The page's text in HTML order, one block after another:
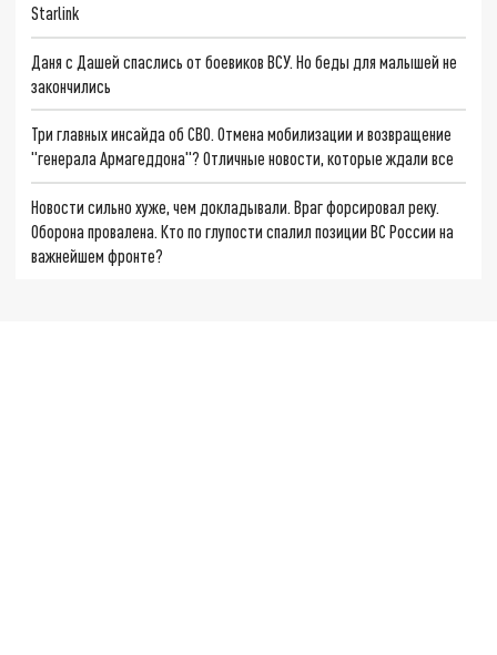
Starlink
Даня с Дашей спаслись от боевиков ВСУ. Но беды для малышей не
закончились
Три главных инсайда об СВО. Отмена мобилизации и возвращение
"генерала Армагеддона"? Отличные новости, которые ждали все
Новости сильно хуже, чем докладывали. Враг форсировал реку.
Оборона провалена. Кто по глупости спалил позиции ВС России на
важнейшем фронте?